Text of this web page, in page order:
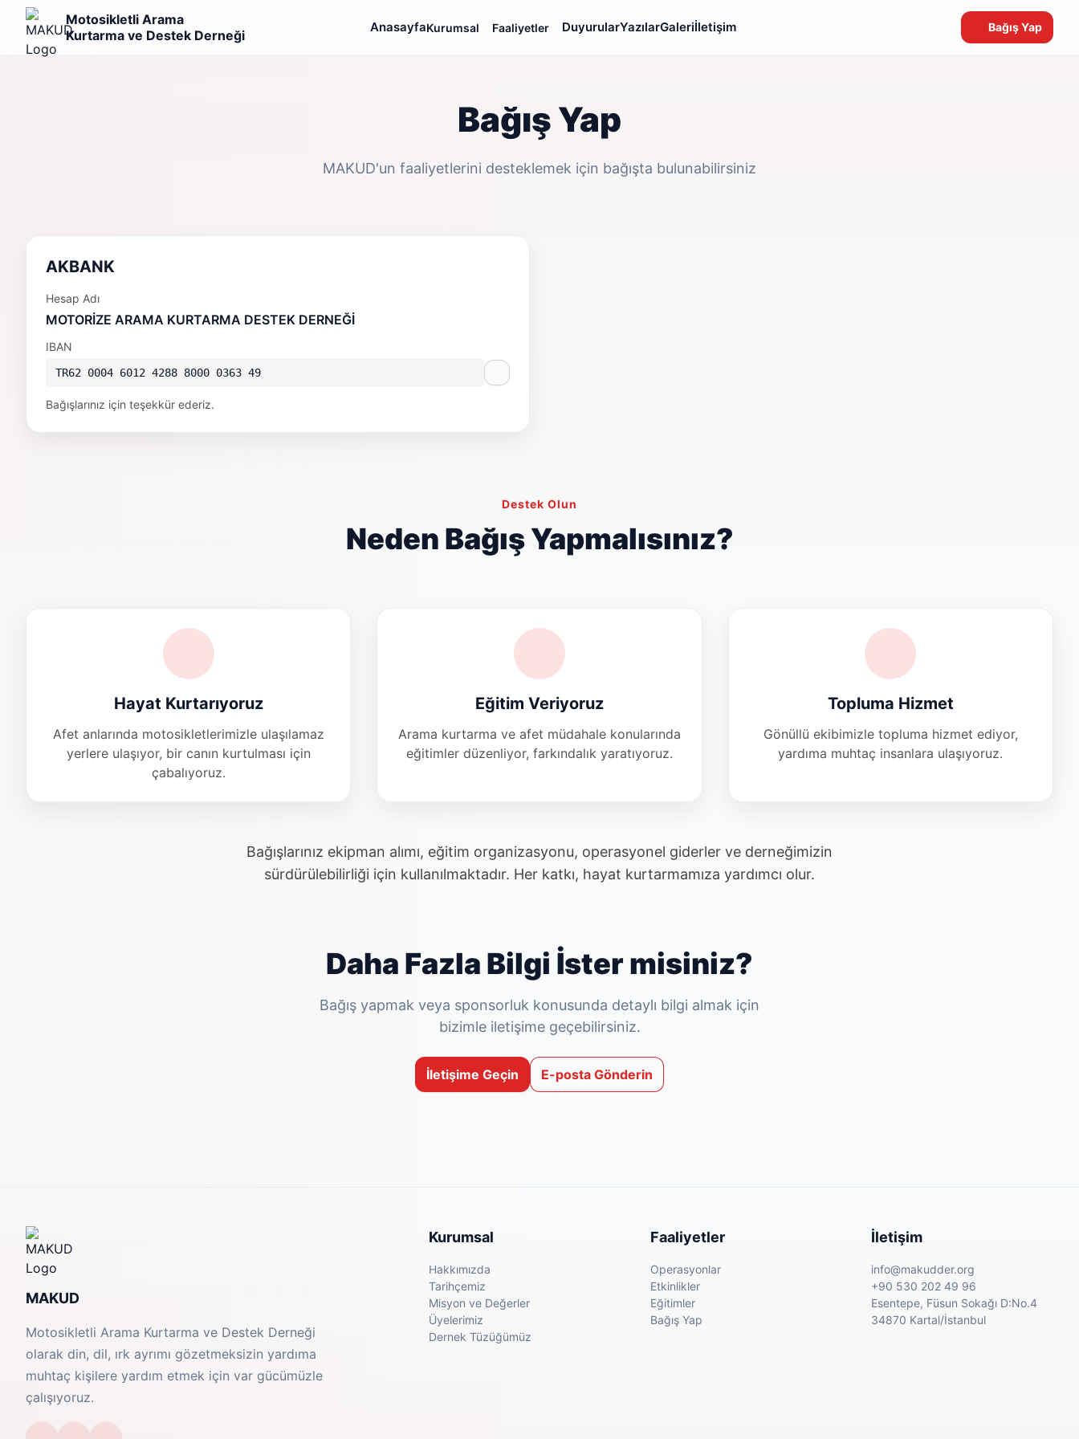
Motosikletli Arama
Kurtarma ve Destek Derneği
AnasayfaKurumsal Faaliyetler DuyurularYazılarGaleriİletişim Bağış Yap
Bağış Yap
MAKUD'un faaliyetlerini desteklemek için bağışta bulunabilirsiniz
AKBANK
Hesap Adı
MOTORİZE ARAMA KURTARMA DESTEK DERNEĞİ
IBAN
TR62 0004 6012 4288 8000 0363 49
Bağışlarınız için teşekkür ederiz.
Destek Olun
Neden Bağış Yapmalısınız?
Hayat Kurtarıyoruz
Afet anlarında motosikletlerimizle ulaşılamaz
yerlere ulaşıyor, bir canın kurtulması için
çabalıyoruz.
Eğitim Veriyoruz
Arama kurtarma ve afet müdahale konularında
eğitimler düzenliyor, farkındalık yaratıyoruz.
Topluma Hizmet
Gönüllü ekibimizle topluma hizmet ediyor,
yardıma muhtaç insanlara ulaşıyoruz.
Bağışlarınız ekipman alımı, eğitim organizasyonu, operasyonel giderler ve derneğimizin
sürdürülebilirliği için kullanılmaktadır. Her katkı, hayat kurtarmamıza yardımcı olur.
Daha Fazla Bilgi İster misiniz?
Bağış yapmak veya sponsorluk konusunda detaylı bilgi almak için
bizimle iletişime geçebilirsiniz.
İletişime Geçin E-posta Gönderin
MAKUD
Motosikletli Arama Kurtarma ve Destek Derneği
olarak din, dil, ırk ayrımı gözetmeksizin yardıma
muhtaç kişilere yardım etmek için var gücümüzle
çalışıyoruz.
Kurumsal
Hakkımızda
Tarihçemiz
Misyon ve Değerler
Üyelerimiz
Dernek Tüzüğümüz
Faaliyetler
Operasyonlar
Etkinlikler
Eğitimler
Bağış Yap
İletişim
info@makudder.org
+90 530 202 49 96
Esentepe, Füsun Sokağı D:No.4
34870 Kartal/İstanbul